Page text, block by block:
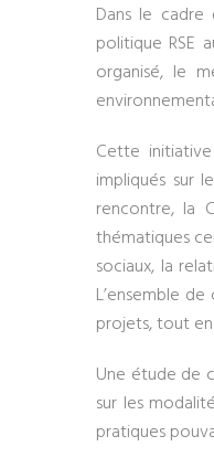
Dans le
politique RSE
organisé, le
Cette
impliqués sur
rencontre, la
thématiques
sociaux, la
L’ensemble
projets, tout en
Une étude de
sur les
pratiques